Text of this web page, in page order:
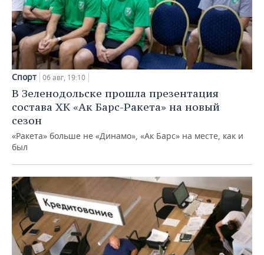
Спорт 06 авг, 19:10
В Зеленодольске прошла презентация
состава ХК «Ак Барс-Ракета» на новый
сезон
«Ракета» больше не «Динамо», «Ак Барс» на месте, как и
был